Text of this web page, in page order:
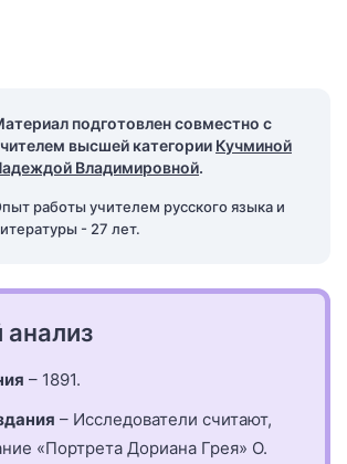
подготовлен совместно с
высшей категории Кучминой
Владимировной.
работы учителем русского языка и
- 27 лет.
анализ
– 1891.
– Исследователи считают,
«Портрета Дориана Грея» О.